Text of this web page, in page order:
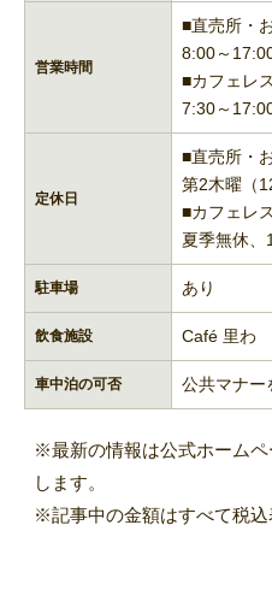
営業時間
■直売所・
8:00～
■カフェレ
7:30～
定休日
■直売所・
第2木曜（
■カフェレ
夏季無休、
駐車場 あり
飲食施設 Café 里わ
車中泊の可否 公共マナー
※最新の情報は公式ホーム
します。
※記事中の金額はすべて税込